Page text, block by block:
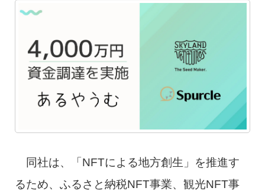
同社は、「NFTによる地方創生」を推進す
るため、ふるさと納税NFT事業、観光NFT事